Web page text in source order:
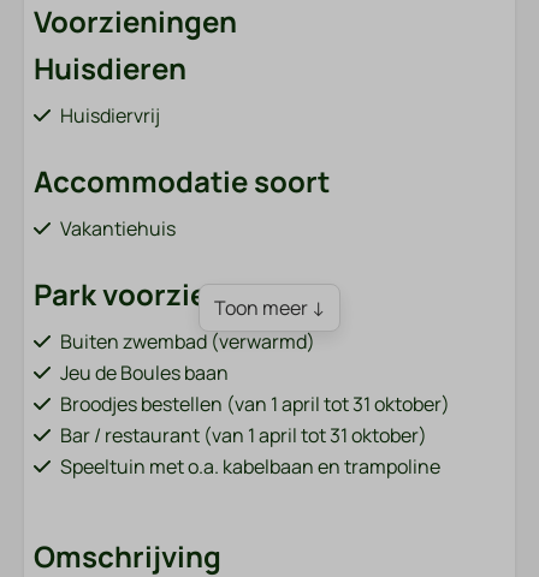
Voorzieningen
Huisdieren
Huisdiervrij
Accommodatie soort
Vakantiehuis
Park voorzieningen
Buiten zwembad (verwarmd)
Jeu de Boules baan
Broodjes bestellen (van 1 april tot 31 oktober)
Bar / restaurant (van 1 april tot 31 oktober)
Speeltuin met o.a. kabelbaan en trampoline
Oplaadpunten voor elektrische auto's
Toon meer ↓
Omschrijving